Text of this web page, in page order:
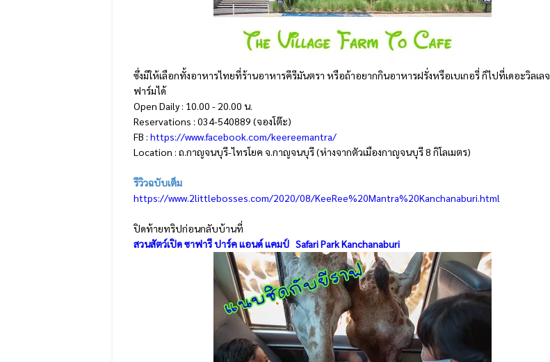
ซึ่งมีให้เลือกทั้งอาหารไทยที่ร้านอาหารคีรีมันตรา หรือถ้าอยากกินอาหารฝรั่งหรือเบเกอรี่ ก็ไปที่เดอะวิลเลจ
ฟาร์มได้
Open Daily : 10.00 - 20.00 น.
Reservations : 034-540889 (จองโต๊ะ)
FB : https://www.facebook.com/keereemantra/
Location : ถ.กาญจนบุรี-ไทรโยค จ.กาญจนบุรี (ห่างจากตัวเมืองกาญจนบุรี 8 กิโลเมตร)
รีวิวฉบับเต็ม
https://www.2littlebosses.com/2020/08/KeeRee%20Mantra%20Kanchanaburi.html
ปิดท้ายทริปก่อนกลับบ้านที่
สวนสัตว์เปิด ซาฟารี ปาร์ค แอนด์ แคมป์ Safari Park Kanchanaburi